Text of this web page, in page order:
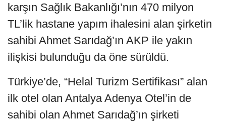
karşın Sağlık Bakanlığı’nın 470 milyon
TL’lik hastane yapım ihalesini alan şirketin
sahibi Ahmet Sarıdağ’ın AKP ile yakın
ilişkisi bulunduğu da öne sürüldü.
Türkiye’de, “Helal Turizm Sertifikası” alan
ilk otel olan Antalya Adenya Otel’in de
sahibi olan Ahmet Sarıdağ’ın şirketi